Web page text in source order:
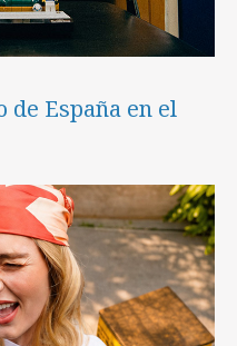
de España en el